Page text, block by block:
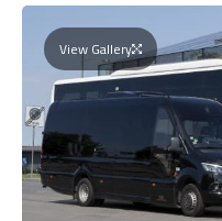
View Gallery